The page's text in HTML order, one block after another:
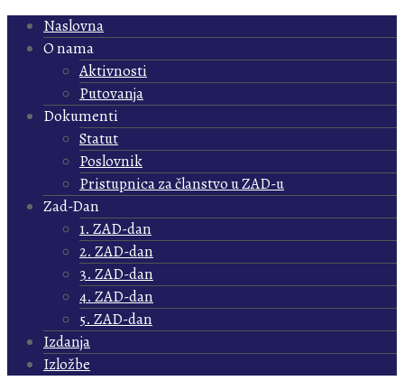
Naslovna
O nama
Aktivnosti
Putovanja
Dokumenti
Statut
Poslovnik
Pristupnica za članstvo u ZAD-u
Zad-Dan
1. ZAD-dan
2. ZAD-dan
3. ZAD-dan
4. ZAD-dan
5. ZAD-dan
Izdanja
Izložbe